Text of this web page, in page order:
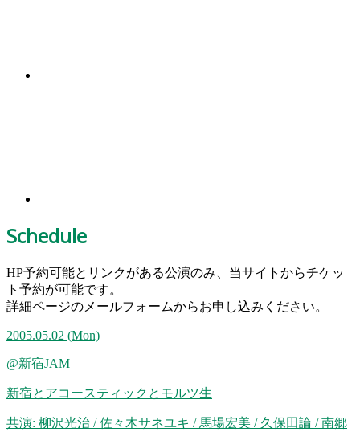
Schedule
HP予約可能とリンクがある公演のみ、当サイトからチケッ
ト予約が可能です。
詳細ページのメールフォームからお申し込みください。
2005.05.02 (Mon)
@新宿JAM
新宿とアコースティックとモルツ生
共演: 柳沢光治 / 佐々木サネユキ / 馬場宏美 / 久保田論 / 南郷